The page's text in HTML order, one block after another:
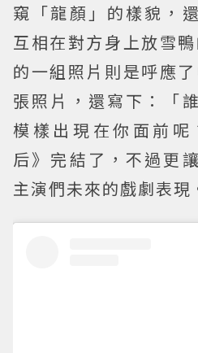
窺「龍顏」的樣貌，
互相在對方身上放雪
的一組照片則是呼應
張照片，還寫下：「
模樣出現在你面前
后》完結了，不過更
主演們未來的戲劇表現